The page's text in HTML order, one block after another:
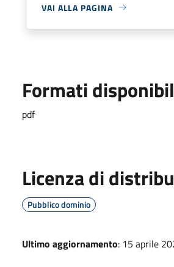
VAI ALLA PAGINA
Formati
pdf
Licenza di
Pubblico dominio
Ultimo aggiornamento: 15 aprile